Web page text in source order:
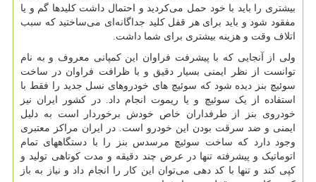
بیشتری را باید با خود حمل می‌کردید و احتمال داشت کلیدها گم و یا
مفقود شود و باید برای هر قفل کلید جداگانه‌ای می‌ساختید که سبب
اتلاف وقت و هزینه بیشتری برای شما داشت.
ولی از آنجایی که با پیشرفت فراوان این کمپانی معروف و به نام
توانست از نظر ایمنی بسیار دقیق و با ظرافت فراوان در ساخت
سوئیچ بنز دیده شود که سوئیچ های خودروهای نسل جدید را فقط با
استفاده از یک سوئیچ و یا ریموت انجام داد. در کشور ایران نیز
خودروی بنز از طرفداران خاص خودش برخوردار است به دلیل
ایمنی و ضد سرقت بودن این خودرو است. در ایران مراکز معتبری
وجود دارد که ساخت سوئیچ مرسدس بنز را با دستگاههای تمام
اتوماتیک و پیشرفته تنها در عرض چند دقیقه و مدت کوتاهی تولید و
کپی کند و تنها با کد دهی می‌توان این کار را انجام داد و نیاز به باز